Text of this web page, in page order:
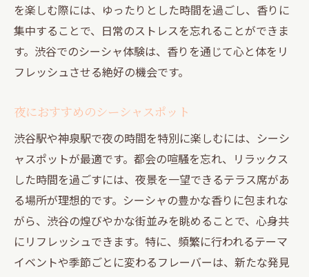
渋谷と神泉のシーシャ文化を学ぶ
シーシャを通じて多くの発見を
渋谷と神泉のシーシャで心を癒す
を楽しむ際には、ゆったりとした時間を過ごし、香りに
集中することで、日常のストレスを忘れることができま
す。渋谷でのシーシャ体験は、香りを通じて心と体をリ
フレッシュさせる絶好の機会です。
夜におすすめのシーシャスポット
渋谷駅や神泉駅で夜の時間を特別に楽しむには、シーシ
ャスポットが最適です。都会の喧騒を忘れ、リラックス
した時間を過ごすには、夜景を一望できるテラス席があ
る場所が理想的です。シーシャの豊かな香りに包まれな
がら、渋谷の煌びやかな街並みを眺めることで、心身共
にリフレッシュできます。特に、頻繁に行われるテーマ
イベントや季節ごとに変わるフレーバーは、新たな発見